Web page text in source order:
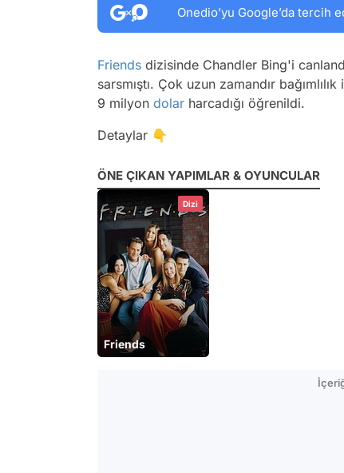
Onedio’yu Google’da tercih
Friends dizisinde Chandler Bing'i
sarsmıştı. Çok uzun zamandır
9 milyon dolar harcadığı öğrenildi.
Detaylar 👇
ÖNE ÇIKAN YAPIMLAR & OYUNCULAR
Dizi
Friends